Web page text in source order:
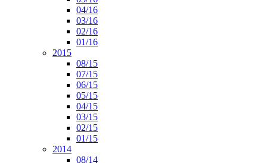
04/16
03/16
02/16
01/16
2015
08/15
07/15
06/15
05/15
04/15
03/15
02/15
01/15
2014
08/14